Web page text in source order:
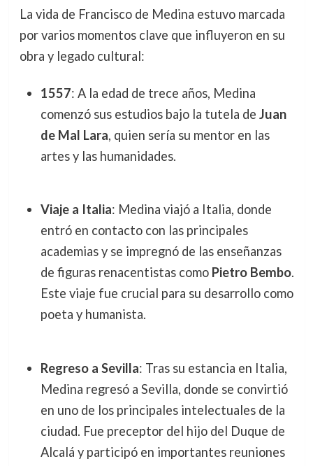
La vida de Francisco de Medina estuvo marcada
por varios momentos clave que influyeron en su
obra y legado cultural:
1557: A la edad de trece años, Medina
comenzó sus estudios bajo la tutela de Juan
de Mal Lara, quien sería su mentor en las
artes y las humanidades.
Viaje a Italia: Medina viajó a Italia, donde
entró en contacto con las principales
academias y se impregnó de las enseñanzas
de figuras renacentistas como Pietro Bembo.
Este viaje fue crucial para su desarrollo como
poeta y humanista.
Regreso a Sevilla: Tras su estancia en Italia,
Medina regresó a Sevilla, donde se convirtió
en uno de los principales intelectuales de la
ciudad. Fue preceptor del hijo del Duque de
Alcalá y participó en importantes reuniones